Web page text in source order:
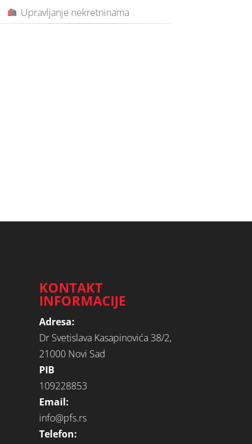
Upravljanje nekretninama
KONTAKT
INFORMACIJE
Adresa:
Dr Svetislava Kasapinovića 38/2,
21000 Novi Sad
PIB
109228853
Email:
info@pfs.rs
Telefon: